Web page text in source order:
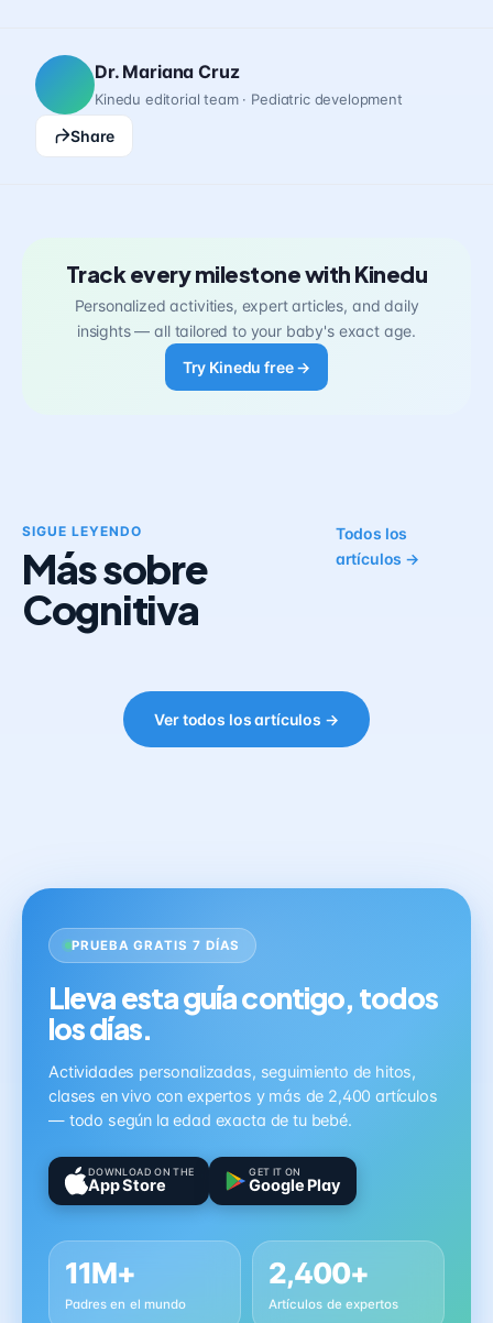
Dr. Mariana Cruz
Kinedu editorial team · Pediatric development
Share
Track every milestone with Kinedu
Personalized activities, expert articles, and daily
insights — all tailored to your baby's exact age.
Try Kinedu free →
SIGUE LEYENDO
Más sobre
Cognitiva
Todos los
artículos →
Ver todos los artículos →
PRUEBA GRATIS 7 DÍAS
Lleva esta guía contigo, todos
los días.
Actividades personalizadas, seguimiento de hitos,
clases en vivo con expertos y más de 2,400 artículos
— todo según la edad exacta de tu bebé.
DOWNLOAD ON THE
App Store
GET IT ON
Google Play
11M+
Padres en el mundo
2,400+
Artículos de expertos